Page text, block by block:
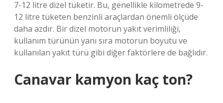
7-12 litre dizel tüketir. Bu, genellikle kilometrede 9-
12 litre tüketen benzinli araçlardan önemli ölçüde
daha azdır. Bir dizel motorun yakıt verimliliği,
kullanım türünün yanı sıra motorun boyutu ve
kullanılan yakıt türü gibi diğer faktörlere de bağlıdır.
Canavar kamyon kaç ton?